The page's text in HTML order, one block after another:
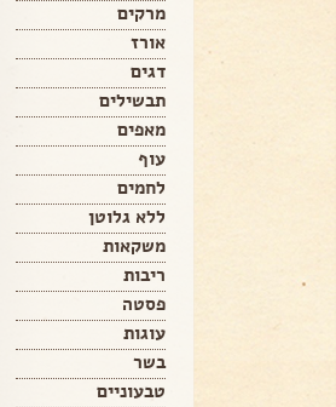
מרקים
אורז
דגים
תבשילים
מאפים
עוף
לחמים
ללא גלוטן
משקאות
ריבות
פסטה
עוגות
בשר
טבעוניים